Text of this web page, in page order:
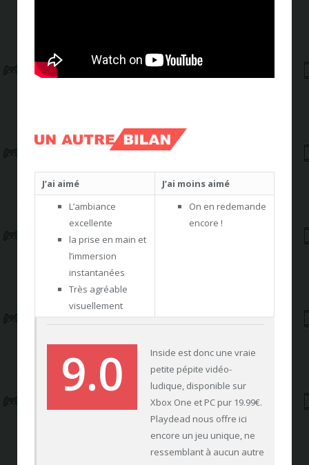
J’ai aimé
J’ai moins aimé
L’ambiance
excellente
la prise en main et
l’immersion
instantanées
Très agréable
visuellement
On en redemande
encore !
9.0
Inside est donc une vraie
petite pépite vidéo-
ludique, disponible sur
Xbox One et PC pur 19.99€.
Playdead nous offre ici
encore un jeu unique, ne
ressemblant à aucun autre